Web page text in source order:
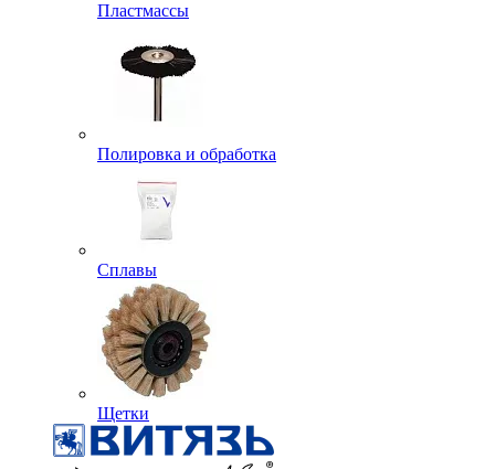
Пластмассы
Полировка и обработка
Сплавы
Щетки